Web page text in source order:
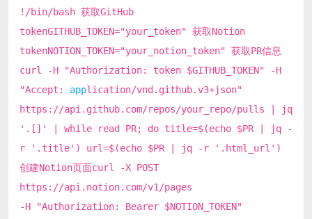
!/bin/bash 获取GitHub
tokenGITHUB_TOKEN="your_token" 获取Notion
tokenNOTION_TOKEN="your_notion_token" 获取PR信息
curl -H "Authorization: token $GITHUB_TOKEN" -H
"Accept: application/vnd.github.v3+json"
https://api.github.com/repos/your_repo/pulls | jq
'.[]' | while read PR; do title=$(echo $PR | jq -
r '.title') url=$(echo $PR | jq -r '.html_url')
创建Notion页面curl -X POST
https://api.notion.com/v1/pages
-H "Authorization: Bearer $NOTION_TOKEN"